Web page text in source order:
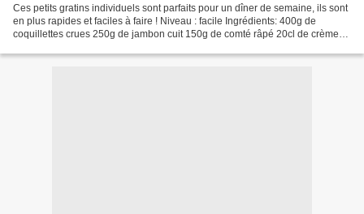
Ces petits gratins individuels sont parfaits pour un dîner de semaine, ils sont
en plus rapides et faciles à faire ! Niveau : facile Ingrédients: 400g de
coquillettes crues 250g de jambon cuit 150g de comté râpé 20cl de crème